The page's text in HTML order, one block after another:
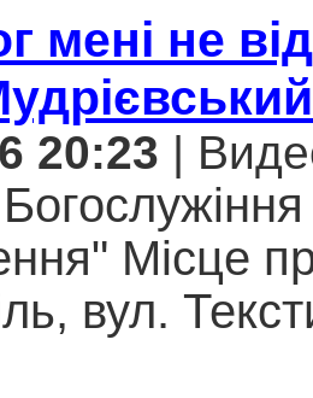
мені не
20:23 |
Місце
вул.